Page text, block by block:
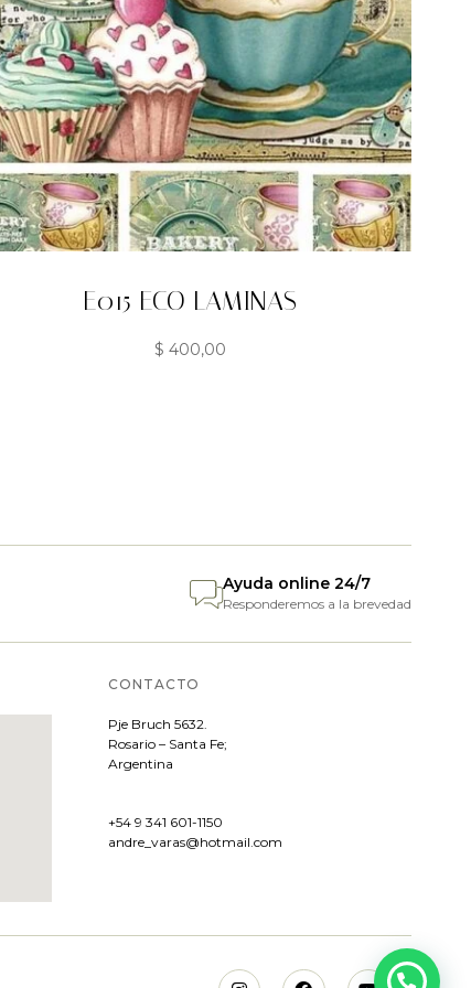
E015 ECO LAMINAS
$ 400,00
Ayuda online 24/7
Responderemos a la brevedad
CONTACTO
Pje Bruch 5632.
Rosario – Santa Fe;
Argentina
+54 9 341 601-1150
andre_varas@hotmail.com